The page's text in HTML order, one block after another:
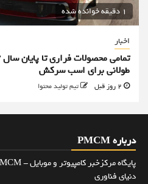
1 دقیقه خوانده شده
اخبار
طولانی برای اسب سرکش
تیم تولید محتوا
درباره PMCM
دنیای فناوری